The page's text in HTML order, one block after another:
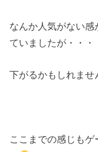
なんか人気がない
ていましたが・・・
下がるかもしれませ
ここまでの感じも